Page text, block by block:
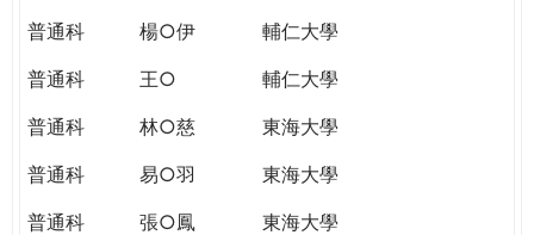
普通科
楊○伊
輔仁大學
普通科
王○
輔仁大學
普通科
林○慈
東海大學
普通科
易○羽
東海大學
普通科
張○鳳
東海大學